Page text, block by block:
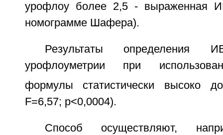
урофлоу более 2,5 - выраженная
номограмме Шафера).
Результаты
урофлоуметрии при
формулы статистически высоко
F=6,57; р<0,0004).
Способ осуществляют,